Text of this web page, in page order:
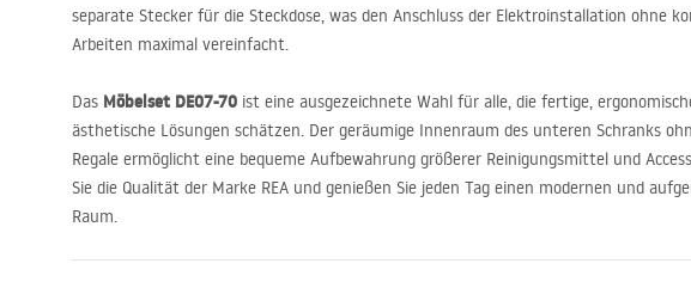
separate Stecker für die Steckdose, was den Anschluss der Elektroinstallation ohne
Arbeiten maximal vereinfacht.
Das Möbelset DE07-70 ist eine ausgezeichnete Wahl für alle, die fertige,
ästhetische Lösungen schätzen. Der geräumige Innenraum des unteren Schranks
Regale ermöglicht eine bequeme Aufbewahrung größerer Reinigungsmittel und
Sie die Qualität der Marke REA und genießen Sie jeden Tag einen modernen und
Raum.